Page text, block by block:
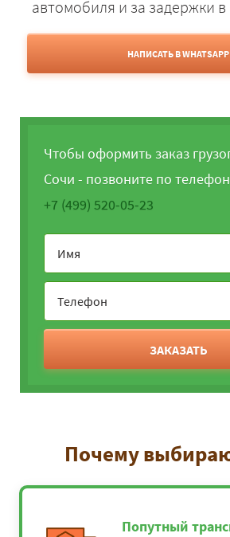
автомобиля и за задержки в
НАПИСАТЬ В WHATSAPP
Чтобы оформить заказ
Сочи - позвоните по
+7 (499) 520-05-23
ЗАКАЗАТЬ
Почему
Попутный